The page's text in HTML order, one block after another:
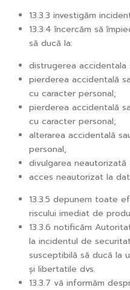
13.3.3 investigăm
13.3.4 încercăm să
să ducă la:
distrugerea
pierderea accidentală
cu caracter personal;
pierderea accidentală
cu caracter personal;
alterarea accidentală
personal,
divulgarea
acces neautorizat la
13.3.5 depunem toate
riscului imediat de
13.3.6 notificăm
la incidentul de
susceptibilă să ducă la
și libertatile dvs.
13.3.7 vă informăm